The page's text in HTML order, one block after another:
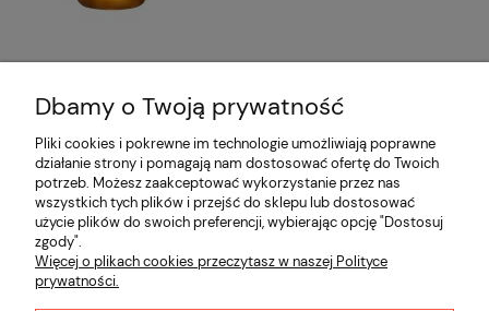
Opinie o produkcie (0)
Informacje
Płatności i dostawa
Dbamy o Twoją prywatność
Pliki cookies i pokrewne im technologie umożliwiają poprawne
działanie strony i pomagają nam dostosować ofertę do Twoich
potrzeb. Możesz zaakceptować wykorzystanie przez nas
wszystkich tych plików i przejść do sklepu lub dostosować
użycie plików do swoich preferencji, wybierając opcję "Dostosuj
zgody".
Więcej o plikach cookies przeczytasz w naszej Polityce
prywatności.